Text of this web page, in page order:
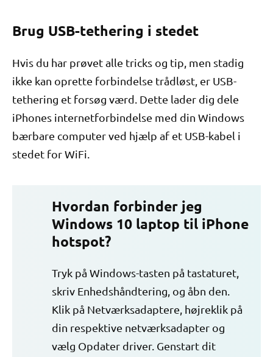
Brug USB-tethering i stedet
Hvis du har prøvet alle tricks og tip, men stadig
ikke kan oprette forbindelse trådløst, er USB-
tethering et forsøg værd. Dette lader dig dele
iPhones internetforbindelse med din Windows
bærbare computer ved hjælp af et USB-kabel i
stedet for WiFi.
Hvordan forbinder jeg
Windows 10 laptop til iPhone
hotspot?
Tryk på Windows-tasten på tastaturet,
skriv Enhedshåndtering, og åbn den.
Klik på Netværksadaptere, højreklik på
din respektive netværksadapter og
vælg Opdater driver. Genstart dit